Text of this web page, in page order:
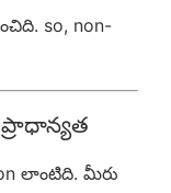
so, non-
ప్రాధాన్యత
లాంటిది. మీరు